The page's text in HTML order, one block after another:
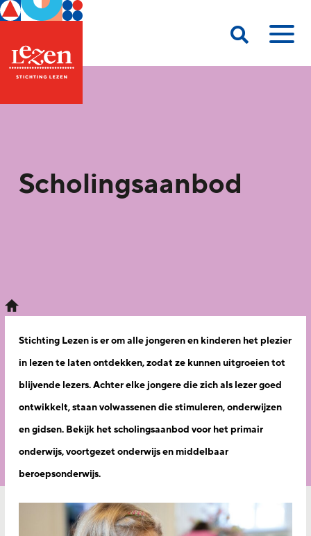
Scholingsaanbod
Stichting Lezen is er om alle jongeren en kinderen het plezier
in lezen te laten ontdekken, zodat ze kunnen uitgroeien tot
blijvende lezers. Achter elke jongere die zich als lezer goed
ontwikkelt, staan volwassenen die stimuleren, onderwijzen
en gidsen. Bekijk het scholingsaanbod voor het primair
onderwijs, voortgezet onderwijs en middelbaar
beroepsonderwijs.